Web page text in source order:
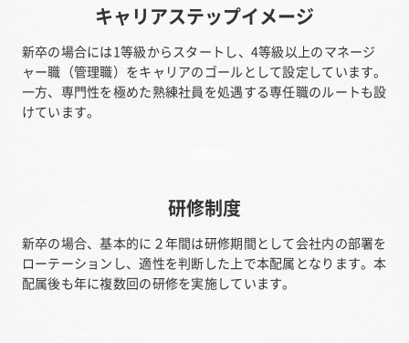
キャリアステップイメージ
新卒の場合には1等級からスタートし、4等級以上のマネージ
ャー職（管理職）をキャリアのゴールとして設定しています。
一方、専門性を極めた熟練社員を処遇する専任職のルートも設
けています。
研修制度
新卒の場合、基本的に２年間は研修期間として会社内の部署を
ローテーションし、適性を判断した上で本配属となります。本
配属後も年に複数回の研修を実施しています。